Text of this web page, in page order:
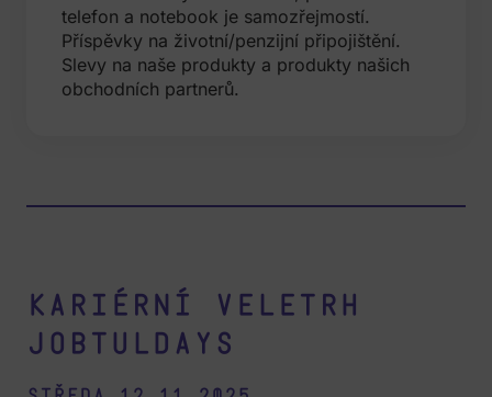
telefon a notebook je samozřejmostí.
Příspěvky na životní/penzijní připojištění.
Slevy na naše produkty a produkty našich
obchodních partnerů.
Kariérní veletrh
Jobtuldays